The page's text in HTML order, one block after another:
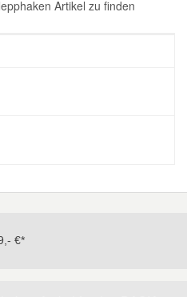
Artikel zu finden
€*